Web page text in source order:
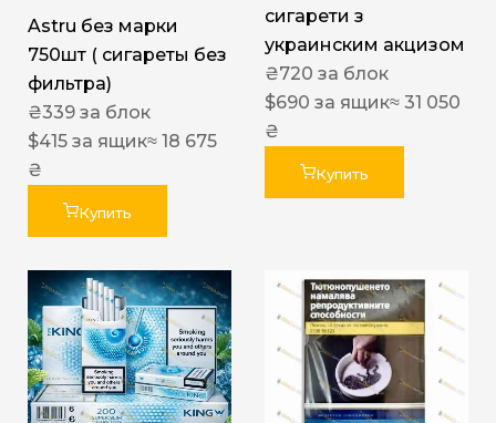
Astru без марки
750шт ( сигареты без
фильтра)
₴339 за блок
$415 за ящик≈ 18 675
₴
Купить
сигарети з
украинским акцизом
₴720 за блок
$690 за ящик≈ 31 050
₴
Купить